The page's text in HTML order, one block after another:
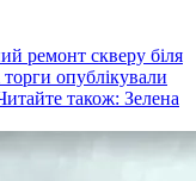
ремонт скверу біля
опублікували
також: Зелена